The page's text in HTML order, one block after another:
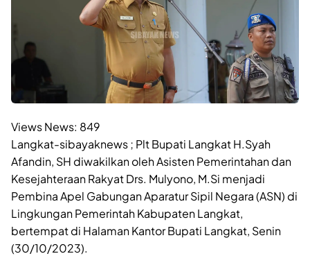
Views News: 849
Langkat-sibayaknews ; Plt Bupati Langkat H.Syah
Afandin, SH diwakilkan oleh Asisten Pemerintahan dan
Kesejahteraan Rakyat Drs. Mulyono, M.Si menjadi
Pembina Apel Gabungan Aparatur Sipil Negara (ASN) di
Lingkungan Pemerintah Kabupaten Langkat,
bertempat di Halaman Kantor Bupati Langkat, Senin
(30/10/2023).